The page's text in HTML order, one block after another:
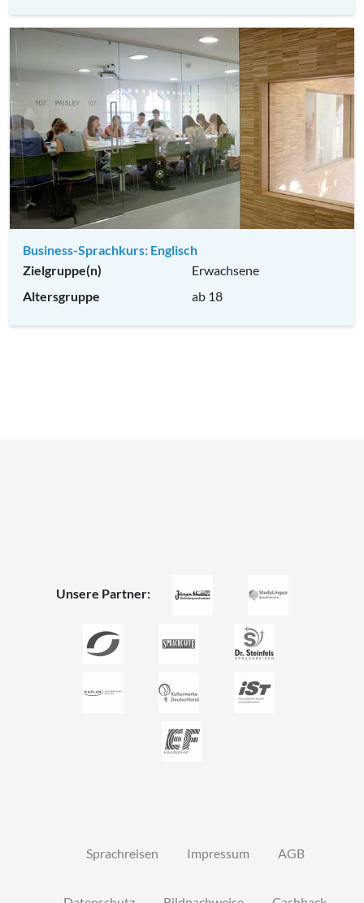
Business-Sprachkurs: Englisch
Zielgruppe(n)
Erwachsene
Altersgruppe
ab 18
Unsere Partner:
Sprachreisen Impressum AGB